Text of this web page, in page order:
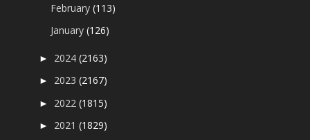
February(113)
January(126)
► 2024(2163)
► 2023(2167)
► 2022(1815)
► 2021(1829)